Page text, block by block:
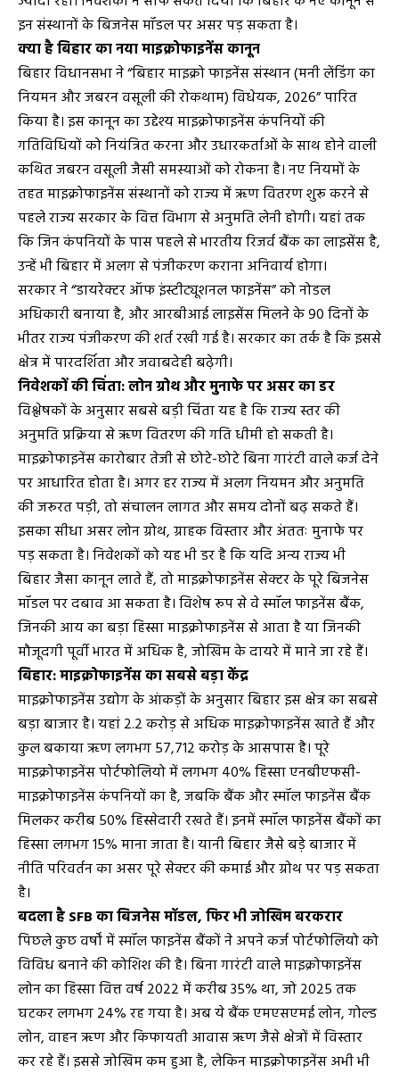
इन संस्थानों के बिजनेस मॉडल पर असर पड़ सकता है।
क्या है बिहार का नया माइक्रोफाइनेंस कानून
बिहार विधानसभा ने “बिहार माइक्रो फाइनेंस संस्थान (मनी लेंडिंग का
नियमन और जबरन वसूली की रोकथाम) विधेयक, 2026” पारित
किया है। इस कानून का उद्देश्य माइक्रोफाइनेंस कंपनियों की
गतिविधियों को नियंत्रित करना और उधारकर्ताओं के साथ होने वाली
कथित जबरन वसूली जैसी समस्याओं को रोकना है। नए नियमों के
तहत माइक्रोफाइनेंस संस्थानों को राज्य में ऋण वितरण शुरू करने से
पहले राज्य सरकार के वित्त विभाग से अनुमति लेनी होगी। यहां तक
कि जिन कंपनियों के पास पहले से भारतीय रिजर्व बैंक का लाइसेंस है,
उन्हें भी बिहार में अलग से पंजीकरण कराना अनिवार्य होगा।
सरकार ने “डायरेक्टर ऑफ इंस्टीट्यूशनल फाइनेंस” को नोडल
अधिकारी बनाया है, और आरबीआई लाइसेंस मिलने के 90 दिनों के
भीतर राज्य पंजीकरण की शर्त रखी गई है। सरकार का तर्क है कि इससे
क्षेत्र में पारदर्शिता और जवाबदेही बढ़ेगी।
निवेशकों की चिंता: लोन ग्रोथ और मुनाफे पर असर का डर
विश्लेषकों के अनुसार सबसे बड़ी चिंता यह है कि राज्य स्तर की
अनुमति प्रक्रिया से ऋण वितरण की गति धीमी हो सकती है।
माइक्रोफाइनेंस कारोबार तेजी से छोटे-छोटे बिना गारंटी वाले कर्ज देने
पर आधारित होता है। अगर हर राज्य में अलग नियमन और अनुमति
की जरूरत पड़ी, तो संचालन लागत और समय दोनों बढ़ सकते हैं।
इसका सीधा असर लोन ग्रोथ, ग्राहक विस्तार और अंततः मुनाफे पर
पड़ सकता है। निवेशकों को यह भी डर है कि यदि अन्य राज्य भी
बिहार जैसा कानून लाते हैं, तो माइक्रोफाइनेंस सेक्टर के पूरे बिजनेस
मॉडल पर दबाव आ सकता है। विशेष रूप से वे स्मॉल फाइनेंस बैंक,
जिनकी आय का बड़ा हिस्सा माइक्रोफाइनेंस से आता है या जिनकी
मौजूदगी पूर्वी भारत में अधिक है, जोखिम के दायरे में माने जा रहे हैं।
बिहार: माइक्रोफाइनेंस का सबसे बड़ा केंद्र
माइक्रोफाइनेंस उद्योग के आंकड़ों के अनुसार बिहार इस क्षेत्र का सबसे
बड़ा बाजार है। यहां 2.2 करोड़ से अधिक माइक्रोफाइनेंस खाते हैं और
कुल बकाया ऋण लगभग ₹57,712 करोड़ के आसपास है। पूरे
माइक्रोफाइनेंस पोर्टफोलियो में लगभग 40% हिस्सा एनबीएफसी-
माइक्रोफाइनेंस कंपनियों का है, जबकि बैंक और स्मॉल फाइनेंस बैंक
मिलकर करीब 50% हिस्सेदारी रखते हैं। इनमें स्मॉल फाइनेंस बैंकों का
हिस्सा लगभग 15% माना जाता है। यानी बिहार जैसे बड़े बाजार में
नीति परिवर्तन का असर पूरे सेक्टर की कमाई और ग्रोथ पर पड़ सकता
है।
बदला है SFB का बिजनेस मॉडल, फिर भी जोखिम बरकरार
पिछले कुछ वर्षों में स्मॉल फाइनेंस बैंकों ने अपने कर्ज पोर्टफोलियो को
विविध बनाने की कोशिश की है। बिना गारंटी वाले माइक्रोफाइनेंस
लोन का हिस्सा वित्त वर्ष 2022 में करीब 35% था, जो 2025 तक
घटकर लगभग 24% रह गया है। अब ये बैंक एमएसएमई लोन, गोल्ड
लोन, वाहन ऋण और किफायती आवास ऋण जैसे क्षेत्रों में विस्तार
कर रहे हैं। इससे जोखिम कम हुआ है, लेकिन माइक्रोफाइनेंस अभी भी